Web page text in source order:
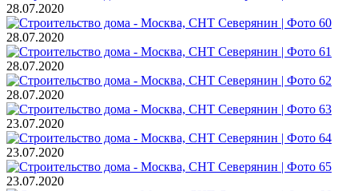
28.07.2020
28.07.2020
28.07.2020
28.07.2020
23.07.2020
23.07.2020
23.07.2020